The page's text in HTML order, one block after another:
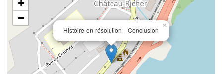
Histoire en résolution - Conclusion
×
+
−